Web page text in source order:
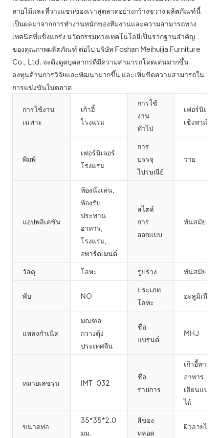
ลายไม้และที่วางแขนของเราสู่ตลาดอย่างกว้างขวาง ผลิตภัณฑ์นี้
เป็นผลมาจากการทำงานหนักของทีมงานและความสามารถทาง
เทคนิคที่แข็งแกร่ง นวัตกรรมทางเทคโนโลยีเป็นรากฐานสำคัญ
ของคุณภาพผลิตภัณฑ์ ต่อไป บริษัท Foshan Meihuijia Furniture
Co., Ltd. จะดึงดูดบุคลากรที่มีความสามารถโดดเด่นมากขึ้น
ลงทุนด้านการวิจัยและพัฒนามากขึ้น และเพิ่มขีดความสามารถใน
การแข่งขันในตลาด
การใช้งาน
เฉพาะ
เก้าอี้
โรงแรม
การใช้
งาน
ทั่วไป
เฟอร์นิเจอร์
เชิงพาณิชย์
พิมพ์
เฟอร์นิเจอร์
โรงแรม
การ
บรรจุ
ไปรษณีย์
วาย
แอปพลิเคชัน
ห้องนั่งเล่น,
ห้องรับ
ประทาน
อาหาร,
โรงแรม,
อพาร์ตเมนต์
สไตล์
การ
ออกแบบ
ทันสมัย
วัสดุ โลหะ รูปร่าง ทันสมัย
พับ NO
ประเภท
โลหะ
อะลูมิเนียม
แหล่งกำเนิด
มณฑล
กวางตุ้ง
ประเทศจีน
ชื่อ
แบรนด์
MHJ
หมายเลขรุ่น IMT-032
ชื่อ
รายการ
เก้าอี้ทาน
อาหาร
เลียนแบบ
ไม้
ขนาดท่อ
35*35*2.0
มม.
สีของ
หลอด
ผิวลายไม้